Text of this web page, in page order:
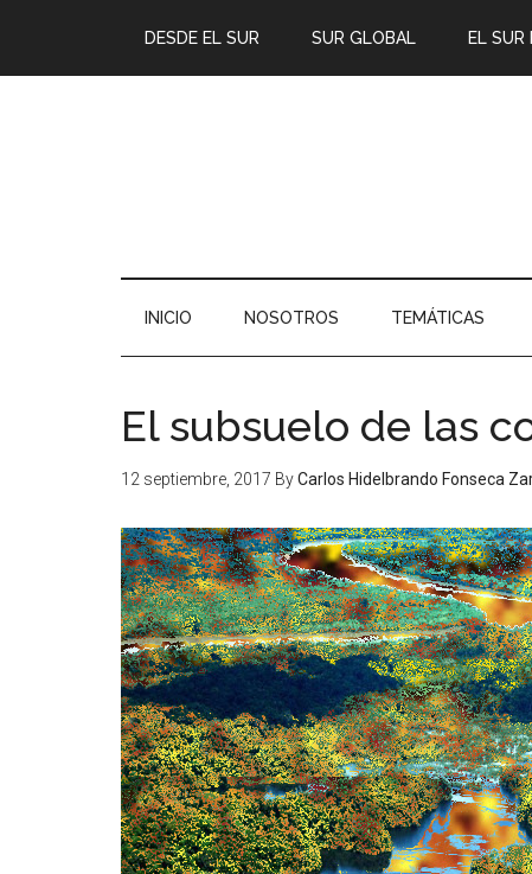
DESDE EL SUR SUR GLOBAL EL SUR
INICIO NOSOTROS TEMÁTICAS
El subsuelo de las
12 septiembre, 2017 ByCarlos Hidelbrando Fonseca